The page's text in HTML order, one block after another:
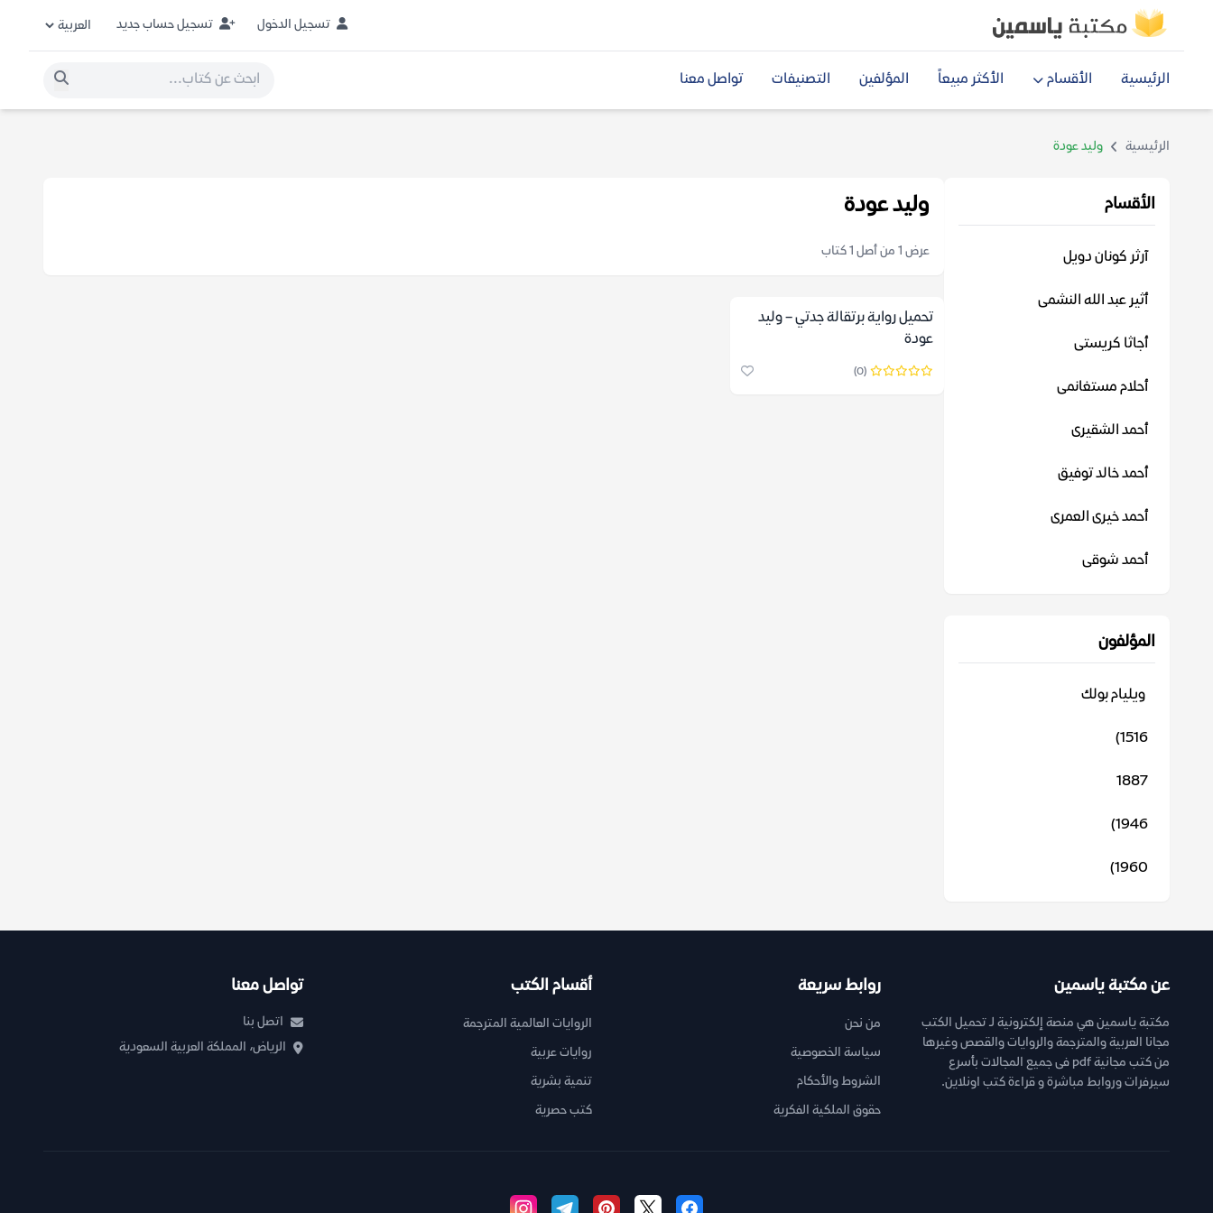
تسجيل الدخول تسجيل حساب جديد
الرئيسية الأقسام الأكثر مبيعاً المؤلفين التصنيفات تواصل معنا
الرئيسية وليد عودة
الأقسام
آرثر كونان دويل
أثير عبد الله النشمى
أجاثا كريستى
أحلام مستغانمى
أحمد الشقيرى
أحمد خالد توفيق
أحمد خيرى العمرى
أحمد شوقى
المؤلفون
‬ ويليام بولك
1516)
1887
1946)
1960)
وليد عودة
عرض 1 من أصل 1 كتاب
تحميل رواية برتقالة جدتي – وليد
عودة
(0)
عن مكتبة ياسمين
مكتبة ياسمين هي منصة إلكترونية لـ تحميل الكتب
مجانا العربية والمترجمة والروايات والقصص وغيرها
من كتب مجانية pdf فى جميع المجالات بأسرع
سيرفرات وروابط مباشرة و قراءة كتب اونلاين.
روابط سريعة
من نحن
سياسة الخصوصية
الشروط والأحكام
حقوق الملكية الفكرية
أقسام الكتب
الروايات العالمية المترجمة
روايات عربية
تنمية بشرية
كتب حصرية
تواصل معنا
اتصل بنا
الرياض، المملكة العربية السعودية